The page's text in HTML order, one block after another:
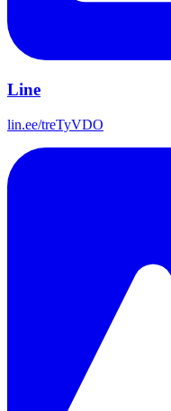
Line
lin.ee/treTyVDO